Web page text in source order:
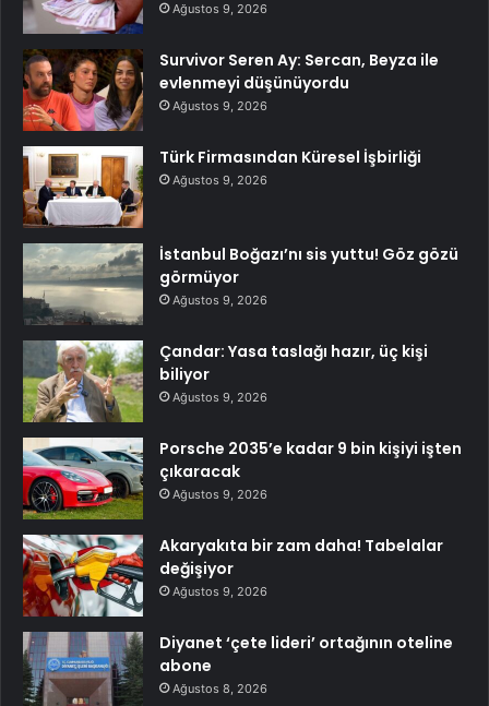
Ağustos 9, 2026
Survivor Seren Ay: Sercan, Beyza ile
evlenmeyi düşünüyordu
Ağustos 9, 2026
Türk Firmasından Küresel İşbirliği
Ağustos 9, 2026
İstanbul Boğazı’nı sis yuttu! Göz gözü
görmüyor
Ağustos 9, 2026
Çandar: Yasa taslağı hazır, üç kişi
biliyor
Ağustos 9, 2026
Porsche 2035’e kadar 9 bin kişiyi işten
çıkaracak
Ağustos 9, 2026
Akaryakıta bir zam daha! Tabelalar
değişiyor
Ağustos 9, 2026
Diyanet ‘çete lideri’ ortağının oteline
abone
Ağustos 8, 2026